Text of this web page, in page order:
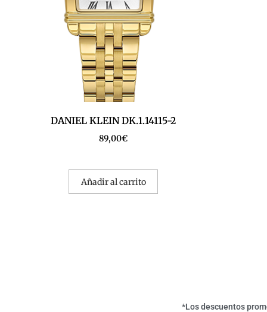
DANIEL KLEIN DK.1.14115-2
89,00€
Añadir al carrito
*Los descuentos